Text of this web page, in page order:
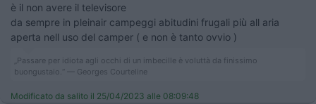
è il non avere il televisore
da sempre in pleinair campeggi abitudini frugali più all aria
aperta nell uso del camper ( e non è tanto ovvio )
„Passare per idiota agli occhi di un imbecille è voluttà da finissimo
buongustaio.“ — Georges Courteline
Modificato da salito il 25/04/2023 alle 08:09:48